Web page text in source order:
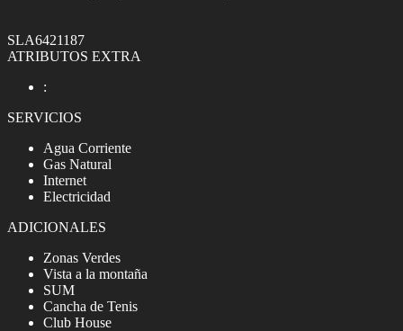
SLA6421187
ATRIBUTOS EXTRA
:
SERVICIOS
Agua Corriente
Gas Natural
Internet
Electricidad
ADICIONALES
Zonas Verdes
Vista a la montaña
SUM
Cancha de Tenis
Club House